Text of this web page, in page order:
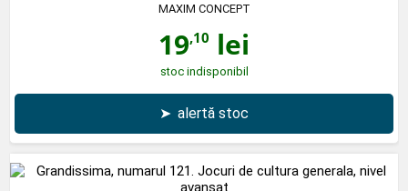
MAXIM CONCEPT
19,10 lei
stoc indisponibil
➤ alertă stoc